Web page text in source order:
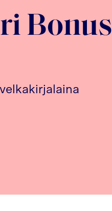
Bonus